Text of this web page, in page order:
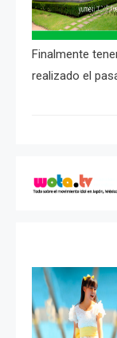
Finalmente
realizado el